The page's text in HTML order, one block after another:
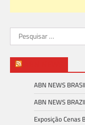
Pesquisar
por:
ABN NEWS
ABN NEWS
Exposição